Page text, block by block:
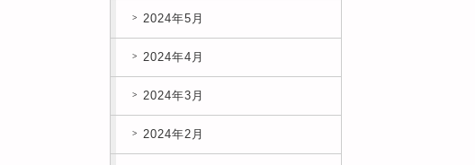
2024年5月
2024年4月
2024年3月
2024年2月